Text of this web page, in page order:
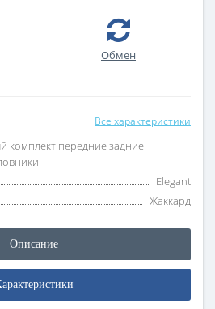
Обмен
Все характеристики
комплект передние задние
Elegant
Жаккард
Описание